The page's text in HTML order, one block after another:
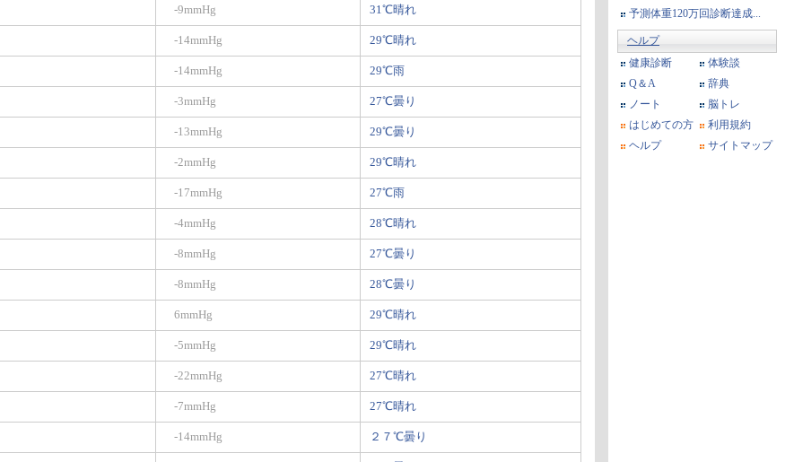
-9mmHg 31℃晴れ
-14mmHg 29℃晴れ
-14mmHg 29℃雨
-3mmHg 27℃曇り
-13mmHg 29℃曇り
-2mmHg 29℃晴れ
-17mmHg 27℃雨
-4mmHg 28℃晴れ
-8mmHg 27℃曇り
-8mmHg 28℃曇り
6mmHg 29℃晴れ
-5mmHg 29℃晴れ
-22mmHg 27℃晴れ
-7mmHg 27℃晴れ
-14mmHg ２７℃曇り
予測体重120万回診断達成...
ヘルプ
健康診断
体験談
Q＆A
辞典
ノート
脳トレ
はじめての方
利用規約
ヘルプ
サイトマップ